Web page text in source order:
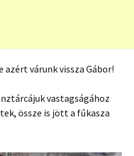
várunk vissza Gábor!
vastagságához
össze is jött a fűkasza